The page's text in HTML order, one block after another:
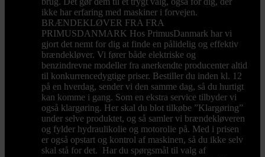
ikke har erfaring med maskiner i forvejen.
BRÆNDEKLØVER FRA FRA
PRIMUSDANMARK Hos PrimusDanmark har vi
gjort det nemt for dig at finde en pålidelig og effektiv
brændekløver. Vi fører både elektriske og
benzindrevne modeller fra anerkendte producenter altid
til konkurrencedygtige priser. Bestiller du inden kl. 12
på en hverdag, sender vi den samme dag, så du hurtigt
kan komme i gang. Som en ekstra service tilbyder vi
også klargøring. Her skal du blot tilkøbe ”Klargøring”
under selve produktet, og så samler vi brændekløveren
og fylder hydraulikolie og motorolie på. Med i prisen
er også opstart og kontrol af maskinen, så du ikke selv
skal stå for det. Har du spørgsmål til valg af